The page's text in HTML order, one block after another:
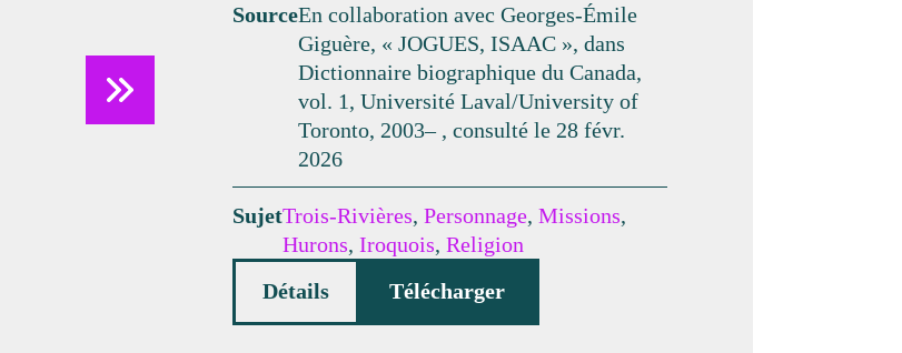
SourceEn collaboration avec Georges-Émile
Giguère, « JOGUES, ISAAC », dans
Dictionnaire biographique du Canada,
vol. 1, Université Laval/University of
Toronto, 2003– , consulté le 28 févr.
2026
SujetTrois-Rivières, Personnage, Missions,
Hurons, Iroquois, Religion
Détails
Télécharger